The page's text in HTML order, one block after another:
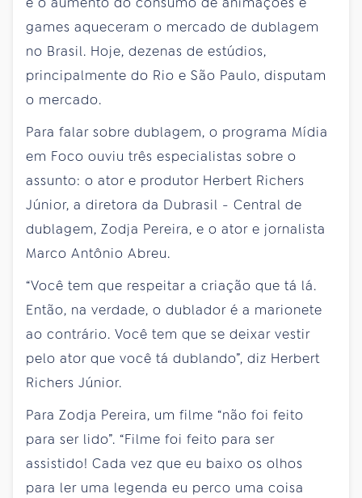
games aqueceram o mercado de dublagem
no Brasil. Hoje, dezenas de estúdios,
principalmente do Rio e São Paulo, disputam
o mercado.
Para falar sobre dublagem, o programa Mídia
em Foco ouviu três especialistas sobre o
assunto: o ator e produtor Herbert Richers
Júnior, a diretora da Dubrasil - Central de
dublagem, Zodja Pereira, e o ator e jornalista
Marco Antônio Abreu.
“Você tem que respeitar a criação que tá lá.
Então, na verdade, o dublador é a marionete
ao contrário. Você tem que se deixar vestir
pelo ator que você tá dublando”, diz Herbert
Richers Júnior.
Para Zodja Pereira, um filme “não foi feito
para ser lido”. “Filme foi feito para ser
assistido! Cada vez que eu baixo os olhos
para ler uma legenda eu perco uma coisa